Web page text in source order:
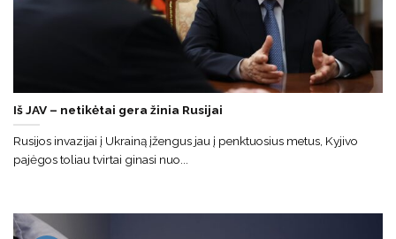
Iš JAV – netikėtai gera žinia Rusijai
Rusijos invazijai į Ukrainą įžengus jau į penktuosius metus, Kyjivo
pajėgos toliau tvirtai ginasi nuo...